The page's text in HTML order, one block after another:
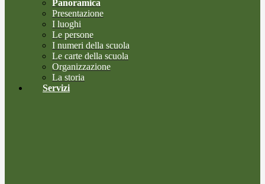
Panoramica
Presentazione
I luoghi
Le persone
I numeri della scuola
Le carte della scuola
Organizzazione
La storia
Servizi